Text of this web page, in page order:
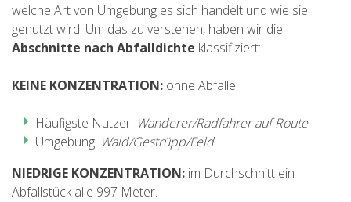
BEWERTUNGEN
BLOG
DEUTSCH
welche Art von Umgebung es sich handelt und wie sie
genutzt wird. Um das zu verstehen, haben wir die
Abschnitte nach Abfalldichte klassifiziert:
KEINE KONZENTRATION: ohne Abfälle.
Häufigste Nutzer: Wanderer/Radfahrer auf Route.
Umgebung: Wald/Gestrüpp/Feld.
NIEDRIGE KONZENTRATION: im Durchschnitt ein
Abfallstück alle 997 Meter.